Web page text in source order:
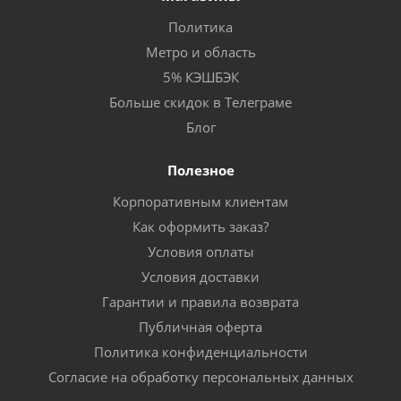
Политика
Метро и область
5% КЭШБЭК
Больше скидок в Телеграме
Блог
Полезное
Корпоративным клиентам
Как оформить заказ?
Условия оплаты
Условия доставки
Гарантии и правила возврата
Публичная оферта
Политика конфиденциальности
Согласие на обработку персональных данных